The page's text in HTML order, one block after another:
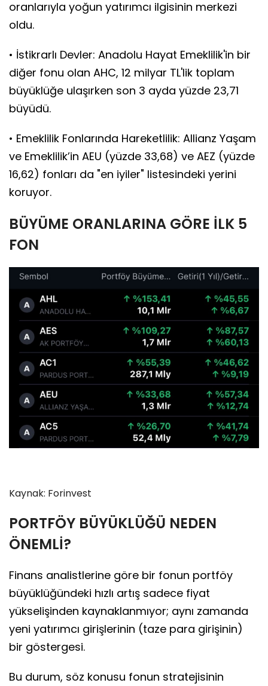
oranlarıyla yoğun yatırımcı ilgisinin merkezi
oldu.
• İstikrarlı Devler: Anadolu Hayat Emeklilik'in bir
diğer fonu olan AHC, 12 milyar TL'lik toplam
büyüklüğe ulaşırken son 3 ayda yüzde 23,71
büyüdü.
• Emeklilik Fonlarında Hareketlilik: Allianz Yaşam
ve Emeklilik’in AEU (yüzde 33,68) ve AEZ (yüzde
16,62) fonları da "en iyiler" listesindeki yerini
koruyor.
BÜYÜME ORANLARINA GÖRE İLK 5
FON
Kaynak: Forinvest
PORTFÖY BÜYÜKLÜĞÜ NEDEN
ÖNEMLİ?
Finans analistlerine göre bir fonun portföy
büyüklüğündeki hızlı artış sadece fiyat
yükselişinden kaynaklanmıyor; aynı zamanda
yeni yatırımcı girişlerinin (taze para girişinin)
bir göstergesi.
Bu durum, söz konusu fonun stratejisinin